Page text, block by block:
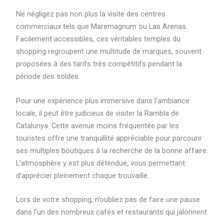
Ne négligez pas non plus la visite des centres
commerciaux tels que Maremagnum ou Las Arenas.
Facilement accessibles, ces véritables temples du
shopping regroupent une multitude de marques, souvent
proposées à des tarifs très compétitifs pendant la
période des soldes.
Pour une expérience plus immersive dans l’ambiance
locale, il peut être judicieux de visiter la Rambla de
Catalunya. Cette avenue moins fréquentée par les
touristes offre une tranquillité appréciable pour parcourir
ses multiples boutiques à la recherche de la bonne affaire.
L’atmosphère y est plus détendue, vous permettant
d’apprécier pleinement chaque trouvaille.
Lors de votre shopping, n’oubliez pas de faire une pause
dans l’un des nombreux cafés et restaurants qui jalonnent